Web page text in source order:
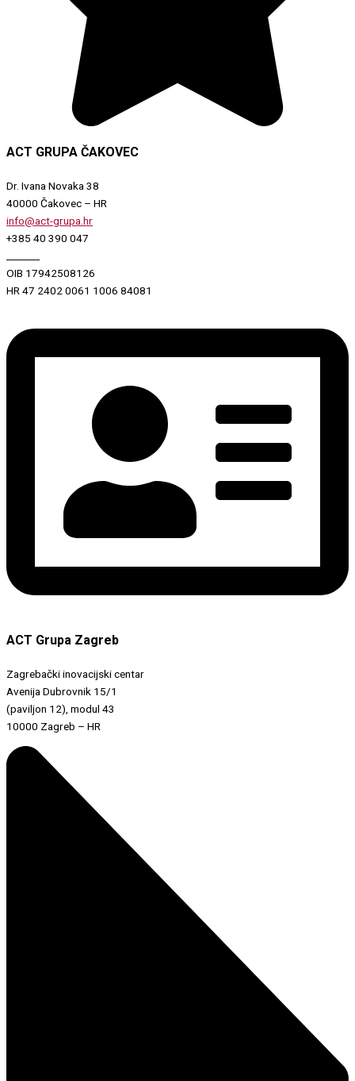
ACT GRUPA ČAKOVEC
Dr. Ivana Novaka 38
40000 Čakovec – HR
info@act-grupa.hr
+385 40 390 047
OIB 17942508126
HR 47 2402 0061 1006 84081
ACT Grupa Zagreb
Zagrebački inovacijski centar
Avenija Dubrovnik 15/1
(paviljon 12), modul 43
10000 Zagreb – HR